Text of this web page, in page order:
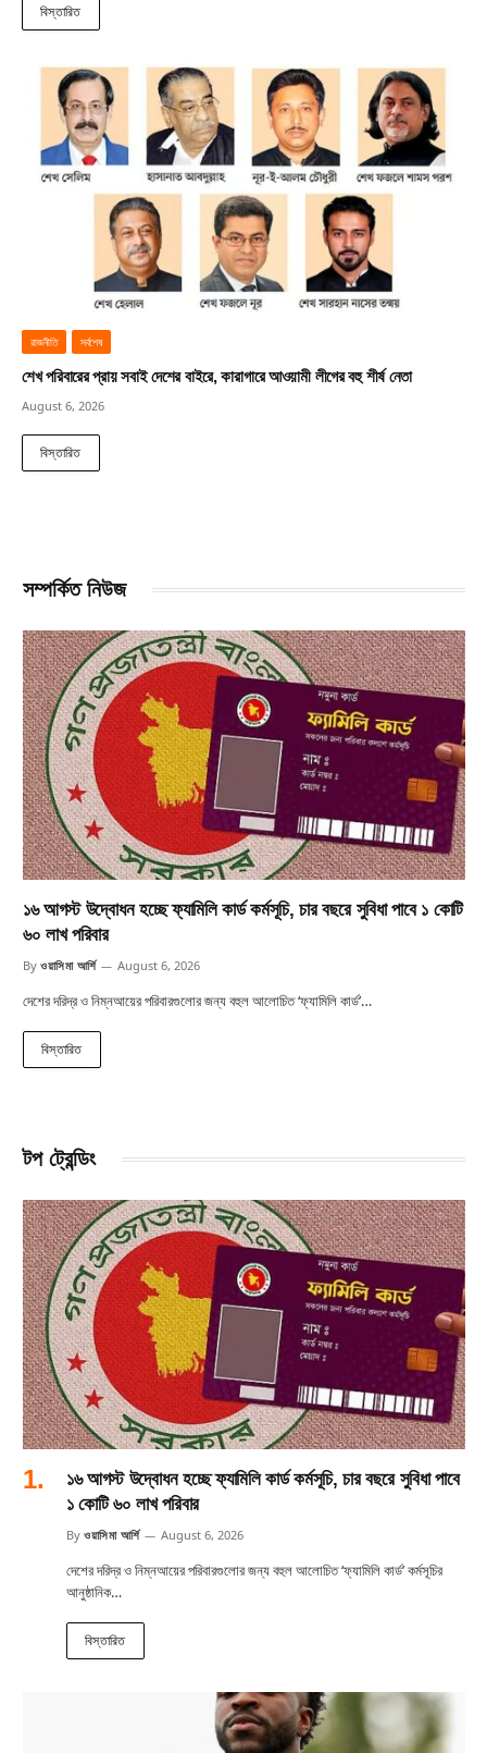
বিস্তারিত
রাজনীতি সর্বশেষ
শেখ পরিবারের প্রায় সবাই দেশের বাইরে, কারাগারে আওয়ামী লীগের বহু শীর্ষ নেতা
August 6, 2026
বিস্তারিত
সম্পর্কিত নিউজ
১৬ আগস্ট উদ্বোধন হচ্ছে ফ্যামিলি কার্ড কর্মসূচি, চার বছরে সুবিধা পাবে ১ কোটি
৬০ লাখ পরিবার
By ওয়াসিমা আর্শি August 6, 2026
দেশের দরিদ্র ও নিম্নআয়ের পরিবারগুলোর জন্য বহুল আলোচিত ‘ফ্যামিলি কার্ড’…
বিস্তারিত
টপ ট্রেন্ডিং
১৬ আগস্ট উদ্বোধন হচ্ছে ফ্যামিলি কার্ড কর্মসূচি, চার বছরে সুবিধা পাবে
১ কোটি ৬০ লাখ পরিবার
By ওয়াসিমা আর্শি August 6, 2026
দেশের দরিদ্র ও নিম্নআয়ের পরিবারগুলোর জন্য বহুল আলোচিত ‘ফ্যামিলি কার্ড’ কর্মসূচির
আনুষ্ঠানিক…
বিস্তারিত